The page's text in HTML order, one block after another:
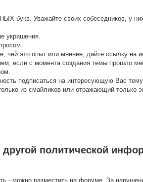
букв. Уважайте своих собеседников, у
украшения.
чей это опыт или мнение, дайте ссылку на
если с момента создания темы прошло
подписаться на интересующую Вас
из смайликов или отражающий только
политической
- можно разместить на форуме. За